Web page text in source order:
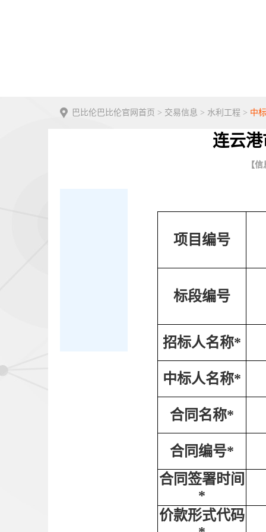
巴比伦巴比伦官网首页 > 交易信息 > 水利工程 > 中
连云
【
项目编号
标段编号
招标人名称*
中标人名称*
合同名称*
合同编号*
合同签署时间
*
价款形式代码